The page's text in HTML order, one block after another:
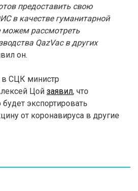
предоставить свою
в качестве гуманитарной
рассмотреть
QazVac в других
он.
в СЦК министр
Цой заявил, что
будет экспортировать
от коронавируса в другие